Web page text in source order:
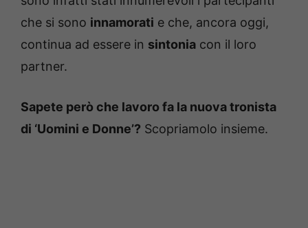
che si sono innamorati e che, ancora oggi,
continua ad essere in sintonia con il loro
partner.
Sapete però che lavoro fa la nuova tronista
di ‘Uomini e Donne’? Scopriamolo insieme.